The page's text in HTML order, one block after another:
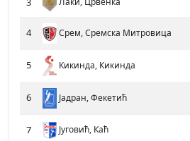
4 Срем, Сремска Митровица
5 Кикинда, Кикинда
6 Јадран, Фекетић
7 Југовић, Каћ